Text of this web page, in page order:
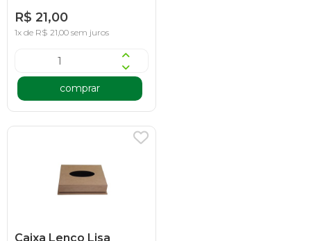
R$ 21,00
1x de R$ 21,00 sem juros
comprar
Caixa Lenço Lisa